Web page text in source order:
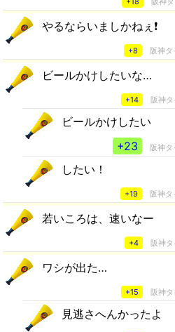
やるならいましかねぇ❗
+8 阪神タ
ビールかけしたいな…
+14 阪神タ
ビールかけしたい
+23
阪神タ
したい！
+19 阪神タ
若いころは、速いなー
+4 阪神タ
ワシが出た…
+15 阪神タ
見逃さへんかったよ